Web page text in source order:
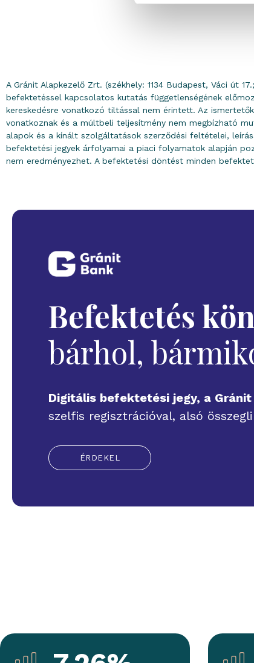
A Gránit Alapkezelő Zrt. (székhely: 1134 Budapest, Váci út
befektetéssel kapcsolatos kutatás függetlenségének
kereskedésre vonatkozó tiltással nem érintett. Az
vonatkoznak és a múltbeli teljesítmény nem megbízható
alapok és a kínált szolgáltatások szerződési feltételei,
befektetési jegyek árfolyamai a piaci folyamatok alapján
nem eredményezhet. A befektetési döntést minden
Befektetés
bárhol,
Digitális befektetési jegy, a
szelfis regisztrációval, alsó
ÉRDEKEL